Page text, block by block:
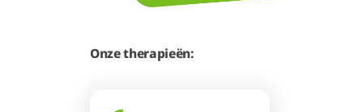
Onze therapieën: